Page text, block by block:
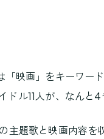
「映画」をキーワ
ドル11人が、なんと4
主題歌と映画内容を